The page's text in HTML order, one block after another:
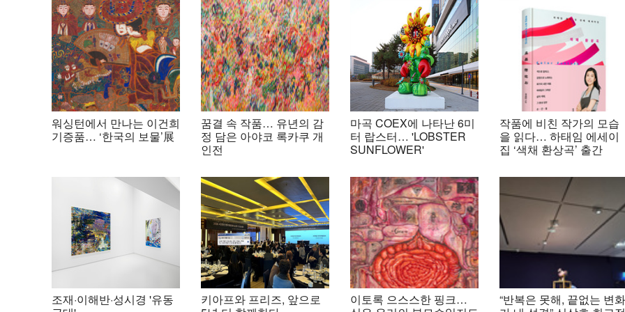
워싱턴에서 만나는 이건희
기증품… ‘한국의 보물’展
꿈결 속 작품… 유년의 감
정 담은 아야코 록카쿠 개
인전
마곡 COEX에 나타난 6미
터 랍스터… 'LOBSTER
SUNFLOWER'
작품에 비친 작가의 모습
을 읽다… 하태임 에세이
집 ‘색채 환상곡’ 출간
조재·이해반·성시경 '유동
키아프와 프리즈, 앞으로
이토록 으스스한 핑크…
“반복은 못해, 끝없는 변화